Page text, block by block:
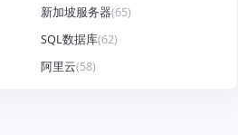
新加坡服务器(65)
SQL数据库(62)
阿里云(58)